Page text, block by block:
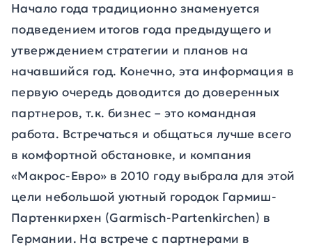
Начало года традиционно знаменуется
подведением итогов года предыдущего и
утверждением стратегии и планов на
начавшийся год. Конечно, эта информация в
первую очередь доводится до доверенных
партнеров, т.к. бизнес – это командная
работа. Встречаться и общаться лучше всего
в комфортной обстановке, и компания
«Макрос-Евро» в 2010 году выбрала для этой
цели небольшой уютный городок Гармиш-
Партенкирхен (Garmisch-Partenkirchen) в
Германии. На встрече с партнерами в